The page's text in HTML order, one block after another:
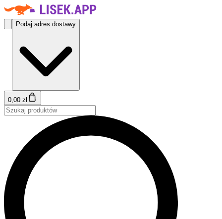
Podaj adres dostawy
0,00 zł